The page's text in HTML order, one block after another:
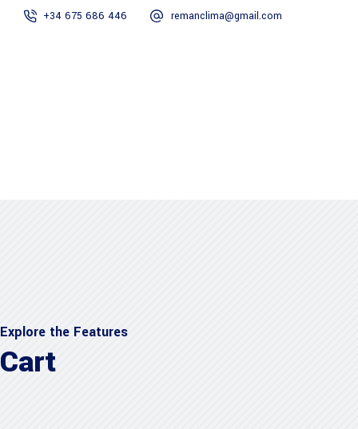
+34 675 686 446 remanclima@gmail.com
Inicio Nosotros
Explore the Features
Cart